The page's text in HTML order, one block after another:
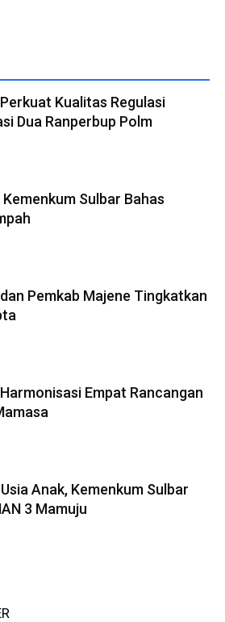
Kualitas Regulasi
Dua Ranperbup Polm
Kemenkum Sulbar Bahas
Pemkab Majene Tingkatkan
Empat Rancangan
Anak, Kemenkum Sulbar
3 Mamuju